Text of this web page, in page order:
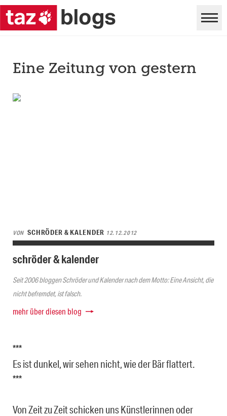
Eine Zeitung von gestern
VON SCHRÖDER & KALENDER 12.12.2012
schröder & kalender
Seit 2006 bloggen Schröder und Kalender nach dem Motto: Eine Ansicht, die
nicht befremdet, ist falsch.
mehr über diesen blog
***
Es ist dunkel, wir sehen nicht, wie der Bär flattert.
***
Von Zeit zu Zeit schicken uns Künstlerinnen oder